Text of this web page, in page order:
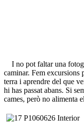
I no pot faltar una
caminar. Fem excursions
terra i aprendre del que
hi has passat abans. Si
cames, però no alimenta